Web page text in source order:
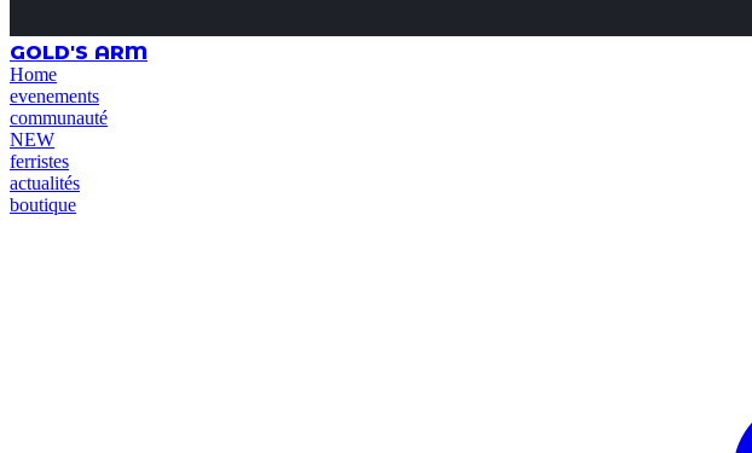
GOLD'S ARM
Home
evenements
communauté
NEW
ferristes
actualités
boutique